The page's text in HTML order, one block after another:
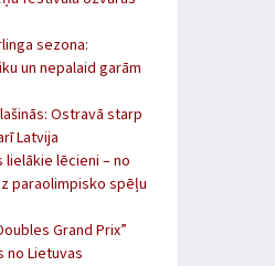
sezona:
un nepalaid garām
Ostravā starp
Latvija
lēcieni – no
paraolimpisko spēļu
Grand Prix”
no Lietuvas